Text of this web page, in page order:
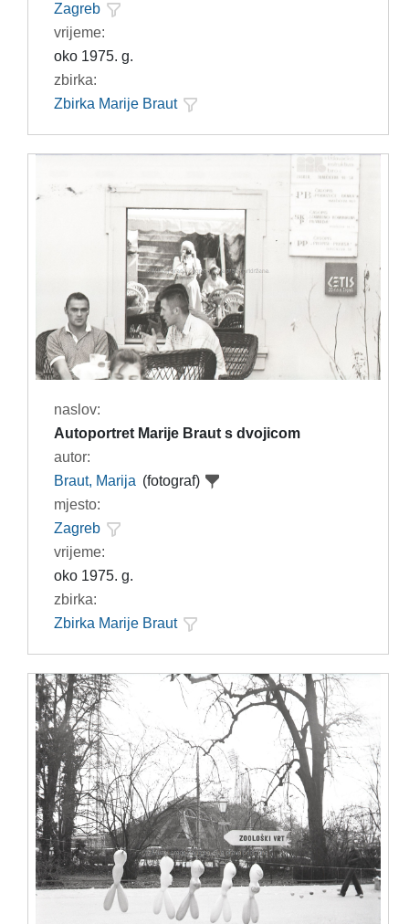
Zagreb
vrijeme:
oko 1975. g.
zbirka:
Zbirka Marije Braut
naslov:
Autoportret Marije Braut s dvojicom
autor:
Braut, Marija (fotograf)
mjesto:
Zagreb
vrijeme:
oko 1975. g.
zbirka:
Zbirka Marije Braut